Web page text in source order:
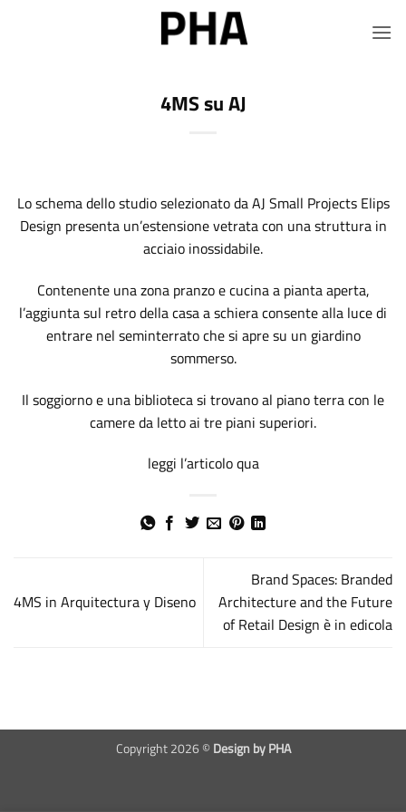
4MS su AJ
Lo schema dello studio selezionato da AJ Small Projects Elips
Design presenta un’estensione vetrata con una struttura in
acciaio inossidabile.
Contenente una zona pranzo e cucina a pianta aperta,
l’aggiunta sul retro della casa a schiera consente alla luce di
entrare nel seminterrato che si apre su un giardino
sommerso.
Il soggiorno e una biblioteca si trovano al piano terra con le
camere da letto ai tre piani superiori.
leggi l’articolo qua
4MS in Arquitectura y Diseno
Brand Spaces: Branded
Architecture and the Future
of Retail Design è in edicola
Copyright 2026 © Design by PHA